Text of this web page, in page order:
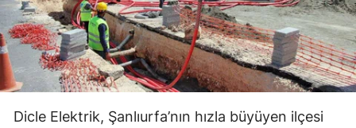
Dicle Elektrik, Şanlıurfa’nın hızla büyüyen ilçesi